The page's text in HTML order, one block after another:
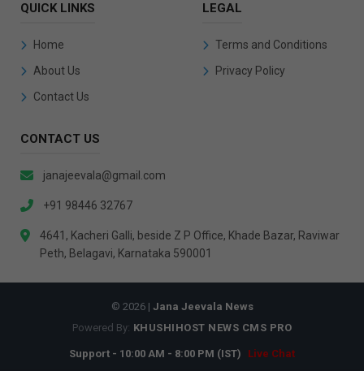
QUICK LINKS
Home
About Us
Contact Us
LEGAL
Terms and Conditions
Privacy Policy
CONTACT US
janajeevala@gmail.com
+91 98446 32767
4641, Kacheri Galli, beside Z P Office, Khade Bazar, Raviwar
Peth, Belagavi, Karnataka 590001
© 2026 | Jana Jeevala News
Powered By: KHUSHIHOST NEWS CMS PRO
Support - 10:00 AM - 8:00 PM (IST) Live Chat